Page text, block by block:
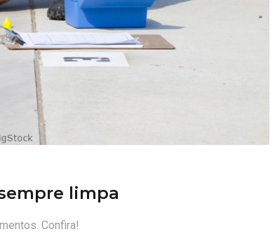
limpa
Confira!